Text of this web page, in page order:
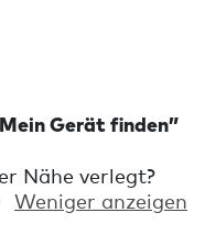
Gerät finden”
Nähe verlegt?
finden?
Weniger anzeigen